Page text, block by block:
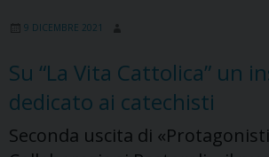
protagonisti
della
giovanile
9 DICEMBRE 2021
Su “La Vita Cattolica” un
dedicato ai catechisti
Seconda uscita di